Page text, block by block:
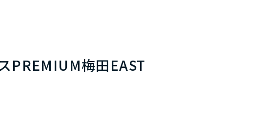
PREMIUM梅田EAST